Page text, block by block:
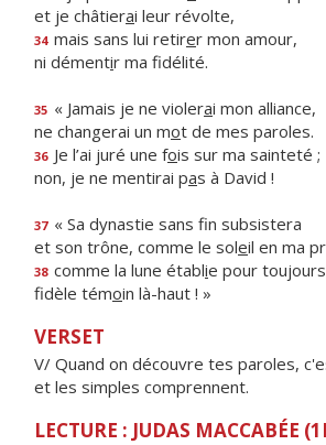
et je châtierai leur révolte,
34 mais sans lui retirer mon amour,
ni démentir ma fidélité.
35 « Jamais je ne violerai mon alliance,
ne changerai un mot de mes paroles.
36 Je l’ai juré une fois sur ma sainteté ;
non, je ne mentirai pas à David !
37 « Sa dynastie sans fn subsistera
et son trône, comme le soleil en ma
38 comme la lune établie pour
fidèle témoin là-haut ! »
VERSET
V/ Quand on découvre tes paroles,
et les simples comprennent.
LECTURE : JUDAS MACCABÉE